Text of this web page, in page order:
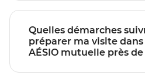
Quelles démarches
préparer ma visite
AÉSIO mutuelle près